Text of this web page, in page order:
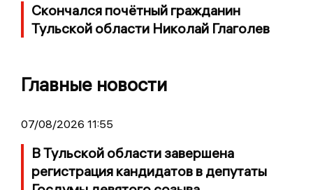
Скончался почётный гражданин
Тульской области Николай Глаголев
Главные новости
07/08/2026 11:55
В Тульской области завершена
регистрация кандидатов в депутаты